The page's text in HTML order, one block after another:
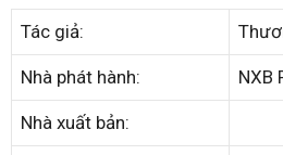
Tác giả:
Nhà phát hành: NXB
Nhà xuất bản: